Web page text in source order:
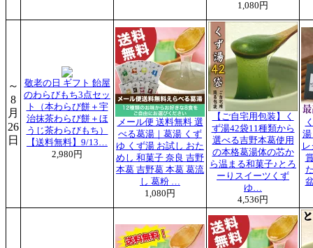
1,080円
～
8
月
26
日
敬老の日 ギフト 飴屋
のわらびもち3点セッ
ト（本わらび餅＋宇
治抹茶わらび餅＋ほ
うじ茶わらびもち）
【送料無料】9/13…
2,980円
メール便 送料無料 選
べる葛湯｜葛湯 くず
ゆ くず湯 お試し おた
めし 和菓子 奈良 吉野
本葛 吉野葛 本葛 葛流
し 葛粉 …
1,080円
【ご自宅用包装】く
ず湯42袋11種類から
選べる吉野本葛使用
の本格葛湯体の芯か
ら温まる和菓子♪とろ
ーりスイーツくず
ゆ…
4,536円
湯